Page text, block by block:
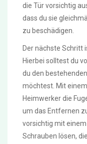
die Tür vorsichtig
dass du sie
zu beschädigen.
Der nächste Schritt
Hierbei solltest du
du den
möchtest. Mit
Heimwerker die
um das Entfernen
vorsichtig mit
Schrauben lösen,